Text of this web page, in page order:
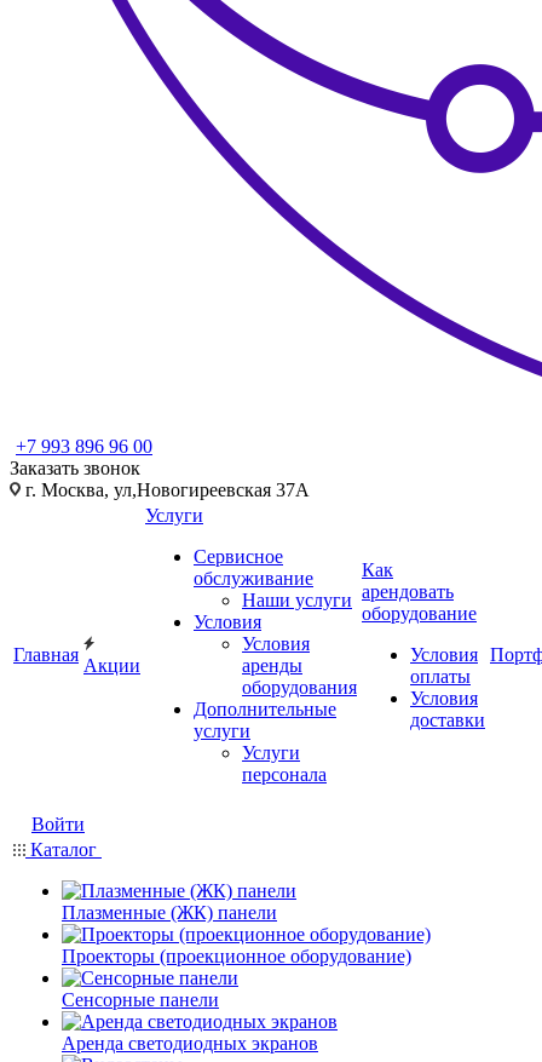
+7 993 896 96 00
Заказать звонок
г. Москва, ул,Новогиреевская 37А
Главная
Акции
Услуги
Сервисное
обслуживание
Наши услуги
Условия
Условия
аренды
оборудования
Дополнительные
услуги
Услуги
персонала
Как
арендовать
оборудование
Условия
оплаты
Условия
доставки
Войти
Каталог
Плазменные (ЖК) панели
Проекторы (проекционное оборудование)
Сенсорные панели
Аренда светодиодных экранов